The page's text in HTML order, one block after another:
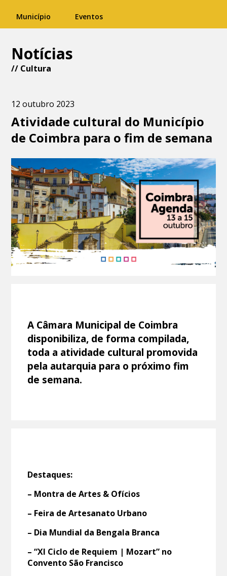
Município Eventos
Notícias
// Cultura
12 outubro 2023
Atividade cultural do Município
de Coimbra para o fim de semana
A Câmara Municipal de Coimbra
disponibiliza, de forma compilada,
toda a atividade cultural promovida
pela autarquia para o próximo fim
de semana.
Destaques:
– Montra de Artes & Ofícios
– Feira de Artesanato Urbano
– Dia Mundial da Bengala Branca
– “XI Ciclo de Requiem | Mozart” no
Convento São Francisco